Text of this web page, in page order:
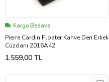
Kargo Bedava
Pierre Cardin Floater Kahve Deri Erkek
Cüzdanı 2016A42
1.559,00 TL